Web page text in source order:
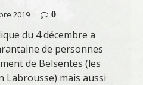
2019
0
du 4 décembre a
de personnes
de Belsentes (les
Labrousse) mais aussi